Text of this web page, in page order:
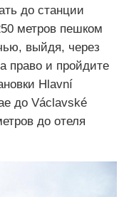
до станции
метров пешком
выйдя, через
право и пройдите
Hlavní
до Václavské
до отеля